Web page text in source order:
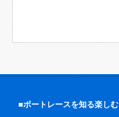
■ボートレースを知る楽しむ